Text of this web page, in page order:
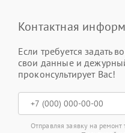
Контактная
Если требуется задать
свои данные и
проконсультирует Вас!
Отправляя заявку на